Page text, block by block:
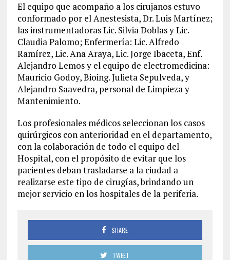
El equipo que acompaño a los cirujanos estuvo
conformado por el Anestesista, Dr. Luis Martínez;
las instrumentadoras Lic. Silvia Doblas y Lic.
Claudia Palomo; Enfermería: Lic. Alfredo
Ramírez, Lic. Ana Araya, Lic. Jorge Ibaceta, Enf.
Alejandro Lemos y el equipo de electromedicina:
Mauricio Godoy, Bioing. Julieta Sepulveda, y
Alejandro Saavedra, personal de Limpieza y
Mantenimiento.
Los profesionales médicos seleccionan los casos
quirúrgicos con anterioridad en el departamento,
con la colaboración de todo el equipo del
Hospital, con el propósito de evitar que los
pacientes deban trasladarse a la ciudad a
realizarse este tipo de cirugías, brindando un
mejor servicio en los hospitales de la periferia.
SHARE
TWEET